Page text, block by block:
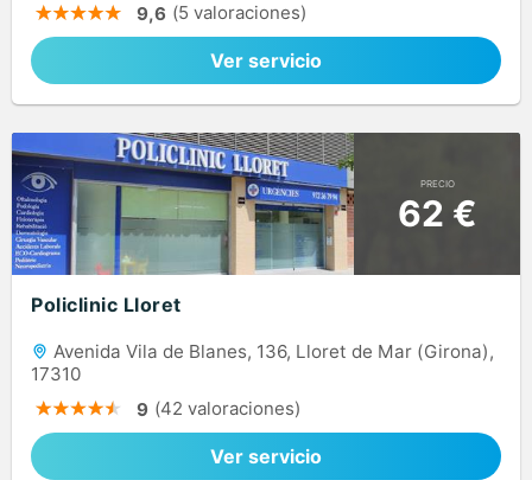
9,6 (5 valoraciones)
Ver servicio
PRECIO
62 €
Policlinic Lloret
Avenida Vila de Blanes, 136, Lloret de Mar (Girona),
17310
9 (42 valoraciones)
Ver servicio